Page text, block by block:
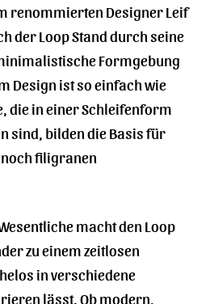
renommierten Designer Leif
der Loop Stand durch seine
Formgebung
Design ist so einfach wie
die in einer Schleifenform
sind, bilden die Basis für
filigranen
macht den Loop
zu einem zeitlosen
in verschiedene
lässt. Ob modern,